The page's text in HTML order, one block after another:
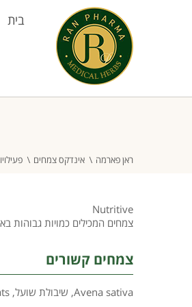
בית
ראן פארמה אינדקס צמחים
Nutritive
צמחים המכילים כמויות גבוהות
צמחים קשורים
Avena sativa
, שיבולת שועל,